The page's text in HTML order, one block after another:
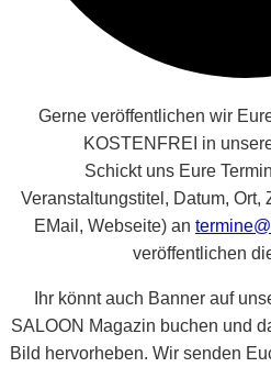
Gerne veröffentlichen wir
KOSTENFREI in
Schickt uns Eure
Veranstaltungstitel, Datum, Ort,
EMail, Webseite) an
veröffentlichen
Ihr könnt auch Banner auf
SALOON Magazin buchen und
Bild hervorheben. Wir senden